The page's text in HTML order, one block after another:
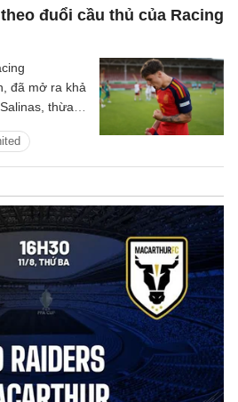
đuổi cầu thủ của Racing
đã mở ra khả
thừa